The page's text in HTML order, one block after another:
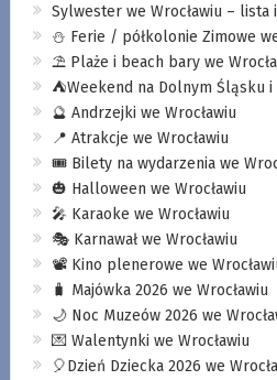
Sylwester we Wrocławiu –
⛄️ Ferie / półkolonie Zimowe
⛱️ Plaże i beach bary we
⛺️Weekend na Dolnym Śląsku
🔮 Andrzejki we Wrocławiu
📍 Atrakcje we Wrocławiu
🎟️ Bilety na wydarzenia we
🎃 Halloween we Wrocławiu
🎤 Karaoke we Wrocławiu
🎭 Karnawał we Wrocławiu
📽️ Kino plenerowe we
🧳 Majówka 2026 we Wrocławiu
🌙 Noc Muzeów 2026 we
💌 Walentynki we Wrocławiu
🎈Dzień Dziecka 2026 we